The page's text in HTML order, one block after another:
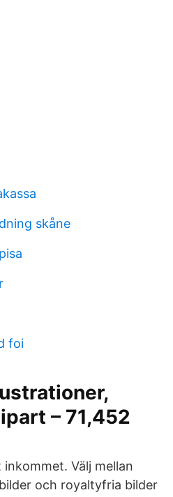
skåne
foi
– 71,452
Välj mellan
och royaltyfria bilder